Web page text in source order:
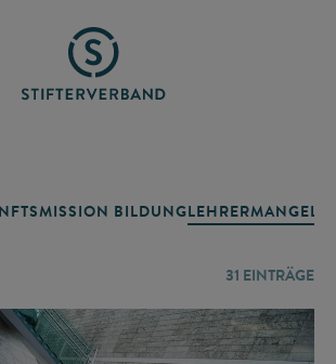
BILDUNGLEHRERMANGEL
31 EINTRÄGE